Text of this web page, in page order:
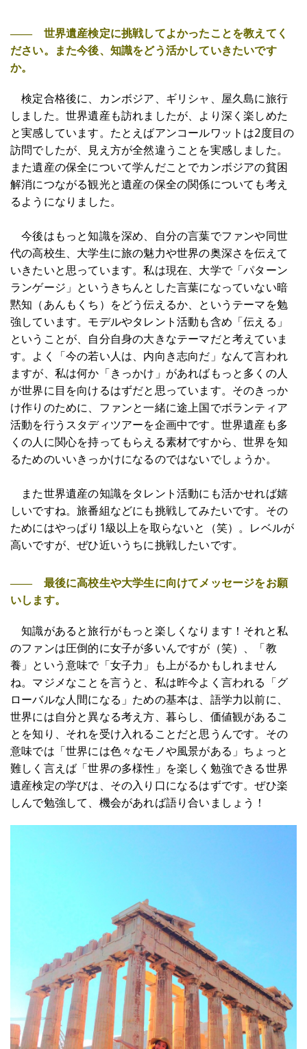
―― 世界遺産検定に挑戦してよかったことを教えてく
ださい。また今後、知識をどう活かしていきたいです
か。
検定合格後に、カンボジア、ギリシャ、屋久島に旅行
しました。世界遺産も訪れましたが、より深く楽しめた
と実感しています。たとえばアンコールワットは2度目の
訪問でしたが、見え方が全然違うことを実感しました。
また遺産の保全について学んだことでカンボジアの貧困
解消につながる観光と遺産の保全の関係についても考え
るようになりました。
今後はもっと知識を深め、自分の言葉でファンや同世
代の高校生、大学生に旅の魅力や世界の奥深さを伝えて
いきたいと思っています。私は現在、大学で「パターン
ランゲージ」というきちんとした言葉になっていない暗
黙知（あんもくち）をどう伝えるか、というテーマを勉
強しています。モデルやタレント活動も含め「伝える」
ということが、自分自身の大きなテーマだと考えていま
す。よく「今の若い人は、内向き志向だ」なんて言われ
ますが、私は何か「きっかけ」があればもっと多くの人
が世界に目を向けるはずだと思っています。そのきっか
け作りのために、ファンと一緒に途上国でボランティア
活動を行うスタディツアーを企画中です。世界遺産も多
くの人に関心を持ってもらえる素材ですから、世界を知
るためのいいきっかけになるのではないでしょうか。
また世界遺産の知識をタレント活動にも活かせれば嬉
しいですね。旅番組などにも挑戦してみたいです。その
ためにはやっぱり1級以上を取らないと（笑）。レベルが
高いですが、ぜひ近いうちに挑戦したいです。
―― 最後に高校生や大学生に向けてメッセージをお願
いします。
知識があると旅行がもっと楽しくなります！それと私
のファンは圧倒的に女子が多いんですが（笑）、「教
養」という意味で「女子力」も上がるかもしれません
ね。マジメなことを言うと、私は昨今よく言われる「グ
ローバルな人間になる」ための基本は、語学力以前に、
世界には自分と異なる考え方、暮らし、価値観があるこ
とを知り、それを受け入れることだと思うんです。その
意味では「世界には色々なモノや風景がある」ちょっと
難しく言えば「世界の多様性」を楽しく勉強できる世界
遺産検定の学びは、その入り口になるはずです。ぜひ楽
しんで勉強して、機会があれば語り合いましょう！